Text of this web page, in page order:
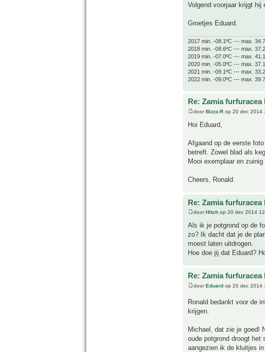
Volgend voorjaar krijgt hij
Groetjes Eduard.
2017 min. -08.1ºC --- max.
2018 min. -08.6ºC --- max.
2019 min. -07.0ºC --- max.
2020 min. -05.0ºC --- max.
2021 min. -09.1ºC --- max.
2022 min. -09.0ºC --- max.
Re: Zamia furfuracea
doorBizzz-R op 20 dec 2014
Hoi Eduard,
Afgaand op de eerste
betreft. Zowel blad als
Mooi exemplaar en zuinig
Cheers, Ronald.
Re: Zamia furfuracea
door Hitch op 20 dec 2014
Als ik je potgrond op de
zo? Ik dacht dat je de
moest laten uitdrogen.
Hoe doe jij dat Eduard?
Re: Zamia furfuracea
doorEduard op 20 dec 2014
Ronald bedankt voor de
krijgen.
Michael, dat zie je goed!
oude potgrond droogt het
aangezien ik de kluitjes